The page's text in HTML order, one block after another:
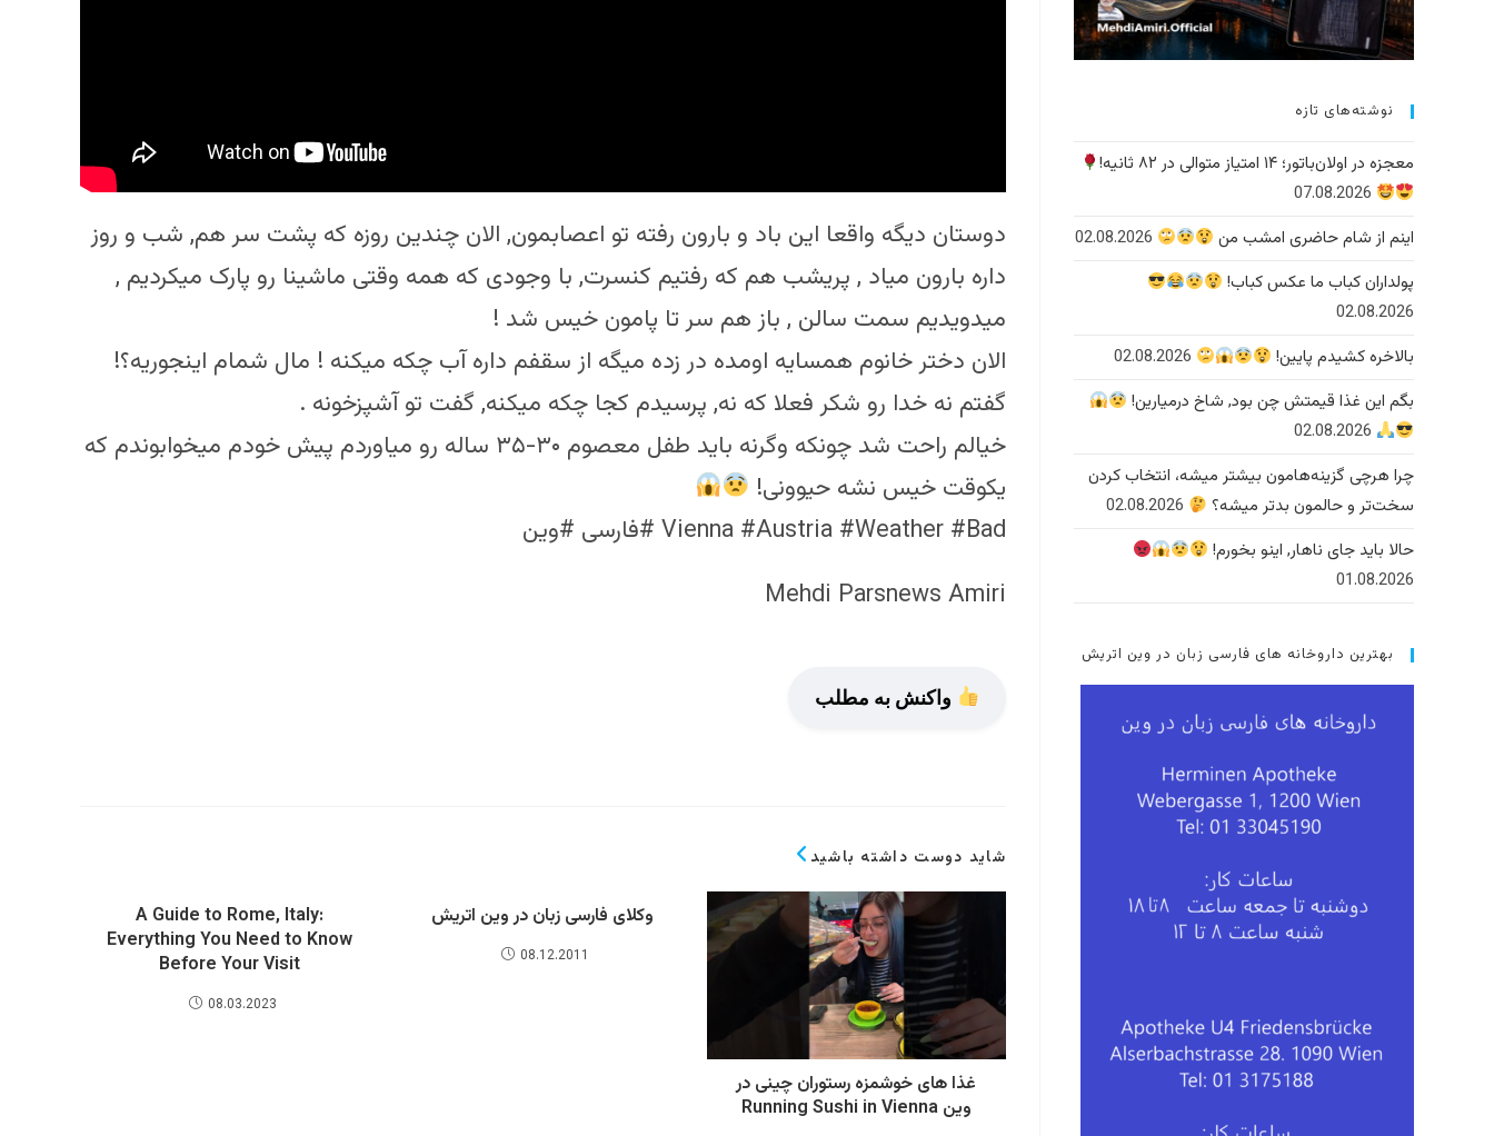
دوستان دیگه واقعا این باد و بارون رفته تو اعصابمون, الان چندین روزه که پشت سر هم, شب و روز
داره بارون میاد , پریشب هم که رفتیم کنسرت, با وجودی که همه وقتی ماشینا رو پارک میکردیم ,
میدویدیم سمت سالن , باز هم سر تا پامون خیس شد !
الان دختر خانوم همسایه اومده در زده میگه از سقفم داره آب چکه میکنه ! مال شمام اینجوریه؟!
گفتم نه خدا رو شکر فعلا که نه, پرسیدم کجا چکه میکنه, گفت تو آشپزخونه .
خیالم راحت شد چونکه وگرنه باید طفل معصوم ۳۰-۳۵ ساله رو میاوردم پیش خودم میخوابوندم که
یکوقت خیس نشه حیوونی!
Vienna #Austria #Weather #Bad #فارسی #وین
Mehdi Parsnews Amiri
واکنش به مطلب
شاید دوست داشته باشید
A Guide to Rome, Italy:
Everything You Need to Know
Before Your Visit
08.03.2023
وکلای فارسی زبان در وین اتریش
08.12.2011
غذا های خوشمزه رستوران چینی در
وین Running Sushi in Vienna
نوشته‌های تازه
معجزه در اولان‌باتور؛ ۱۴ امتیاز متوالی در ۸۲ ثانیه!
07.08.2026
اینم از شام حاضری امشب من
02.08.2026
پولداران کباب ما عکس کباب!
02.08.2026
بالاخره کشیدم پایین!
02.08.2026
بگم این غذا قیمتش چن بود, شاخ درمیارین!
02.08.2026
چرا هرچی گزینه‌هامون بیشتر میشه، انتخاب کردن
سخت‌تر و حالمون بدتر میشه؟
02.08.2026
حالا باید جای ناهار, اینو بخورم!
01.08.2026
بهترین داروخانه های فارسی زبان در وین اتریش